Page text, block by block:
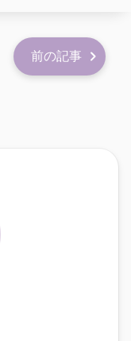
前の記事